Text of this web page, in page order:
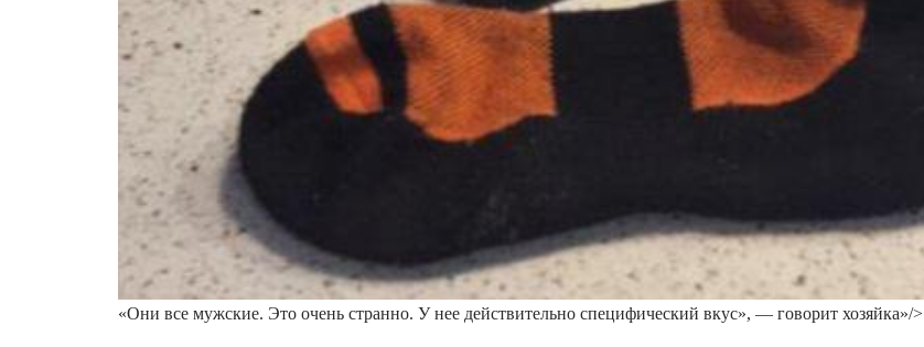
«Они все мужские. Это очень странно. У нее действительно специфический вкус», — говорит хозяйка»/>